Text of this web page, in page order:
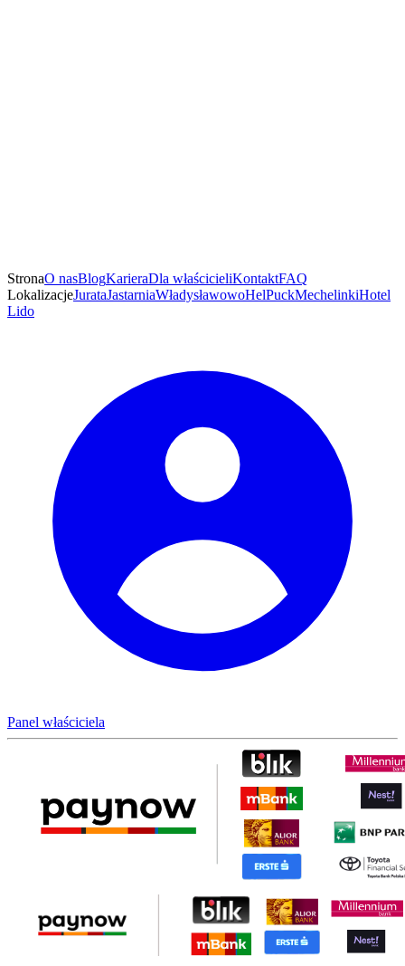
StronaO nasBlogKarieraDla właścicieliKontaktFAQ
LokalizacjeJurataJastarniaWładysławowoHelPuckMechelinkiHotel
Lido
Panel właściciela